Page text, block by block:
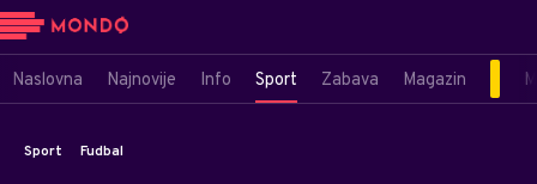
Naslovna Najnovije Info Sport Zabava Magazin
Sport Fudbal